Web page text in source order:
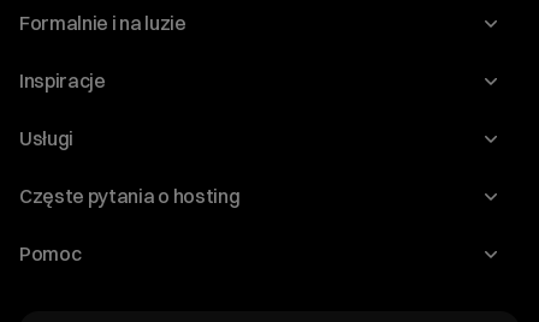
Formalnie i na luzie
O nas
Program Korzyści dla Inwestorów
Regulaminy i specyfikacje
Inspiracje
Blog
WordPress
Audyt stron
Usługi
Domeny
Częste pytania o hosting
Jak przenieść stronę?
Pomoc